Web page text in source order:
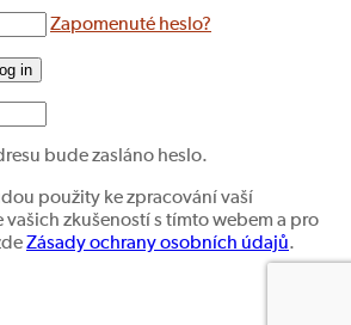
Zapomenuté heslo?
in
bude zasláno heslo.
použity ke zpracování vaší
zkušeností s tímto webem a pro
Zásady ochrany osobních údajů.